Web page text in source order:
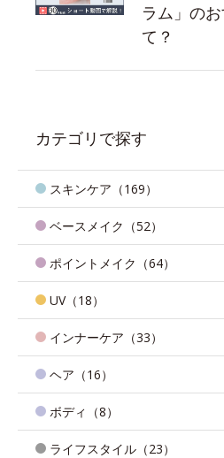
ラム」の
て？
カテゴリで探す
スキンケア（169）
ベースメイク（52）
ポイントメイク（64）
UV（18）
インナーケア（33）
ヘア（16）
ボディ（8）
ライフスタイル（23）